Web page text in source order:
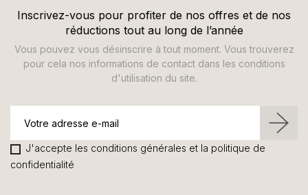
Inscrivez-vous pour profiter de nos offres et de nos
réductions tout au long de l’année
Vous pouvez vous désinscrire à tout moment. Vous trouverez
pour cela nos informations de contact dans les conditions
d'utilisation du site.
J'accepte les conditions générales et la politique de
confidentialité